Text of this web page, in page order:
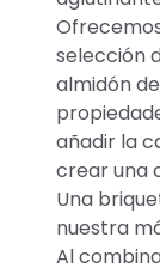
selección
almidón
añadir la
crear una
Una
nuestra
Al